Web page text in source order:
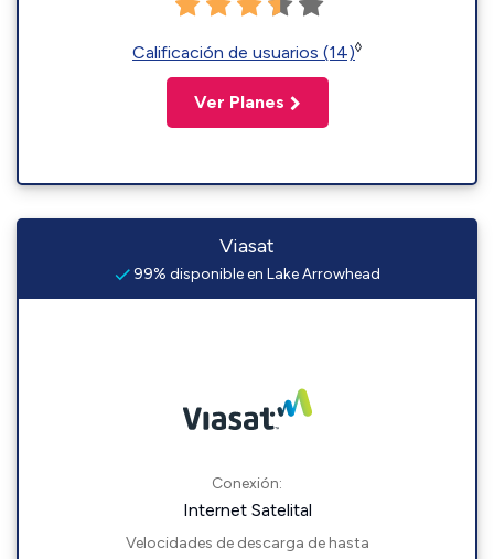
Calificación de usuarios (14)◊
Ver Planes
Viasat
99% disponible en Lake Arrowhead
Conexión:
Internet Satelital
Velocidades de descarga de hasta